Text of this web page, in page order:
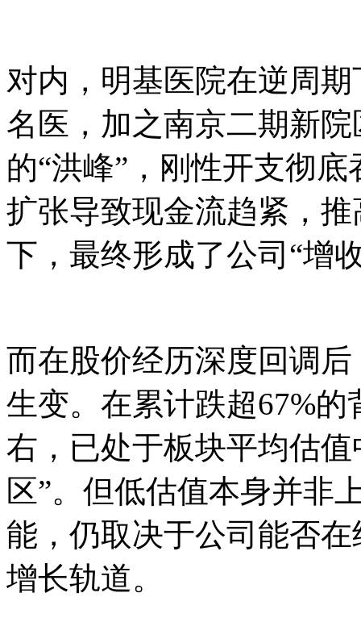
对内，明基医院在逆周
名医，加之南京二期新
的“洪峰”，刚性开支彻
扩张导致现金流趋紧，
下，最终形成了公司“增
而在股价经历深度回调
生变。在累计跌超67%
右，已处于板块平均估
区”。但低估值本身并非
能，仍取决于公司能否
增长轨道。